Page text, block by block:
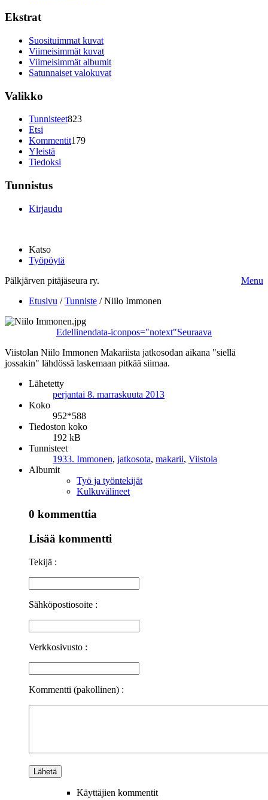
Ekstrat
Suosituimmat kuvat
Viimeisimmät kuvat
Viimeisimmät albumit
Satunnaiset valokuvat
Valikko
Tunnisteet823
Etsi
Kommentit179
Yleistä
Tiedoksi
Tunnistus
Kirjaudu
Katso
Työpöytä
Pälkjärven pitäjäseura ry.
Menu
Etusivu /Tunniste /Niilo Immonen
Edellinendata-iconpos="notext"Seuraava
Viistolan Niilo Immonen Makariista jatkosodan aikana "siellä
jossakin" lähdössä laskemaan pitkää siimaa.
Lähetetty
perjantai 8. marraskuuta 2013
Koko
952*588
Tiedoston koko
192 kB
Tunnisteet
1933. Immonen, jatkosota, makarii, Viistola
Albumit
Työ ja työntekijät
Kulkuvälineet
0 kommenttia
Lisää kommentti
Tekijä :
Sähköpostiosoite :
Verkkosivusto :
Kommentti (pakollinen) :
Käyttäjien kommentit